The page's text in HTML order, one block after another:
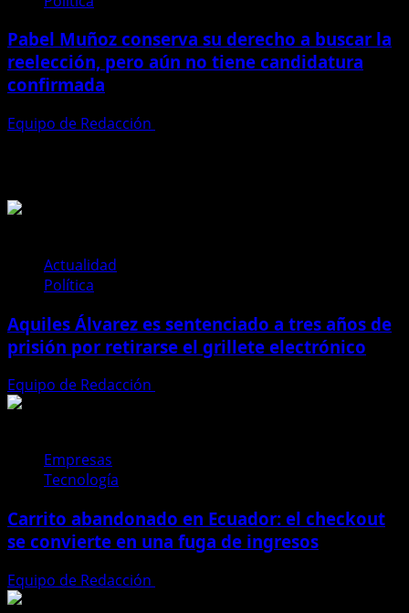
Pabel Muñoz conserva su derecho a buscar la
reelección, pero aún no tiene candidatura
confirmada
Equipo de Redacción
Actualidad
Política
Aquiles Álvarez es sentenciado a tres años de
prisión por retirarse el grillete electrónico
Equipo de Redacción
Empresas
Tecnología
Carrito abandonado en Ecuador: el checkout
se convierte en una fuga de ingresos
Equipo de Redacción